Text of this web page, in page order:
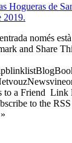
Hogueras de
2019.
només
and Share
to a Friend
to the